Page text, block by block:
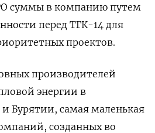
суммы в компанию путем
перед ТГК-14 для
проектов.
производителей
энергии в
и Бурятии, самая маленькая
созданных во